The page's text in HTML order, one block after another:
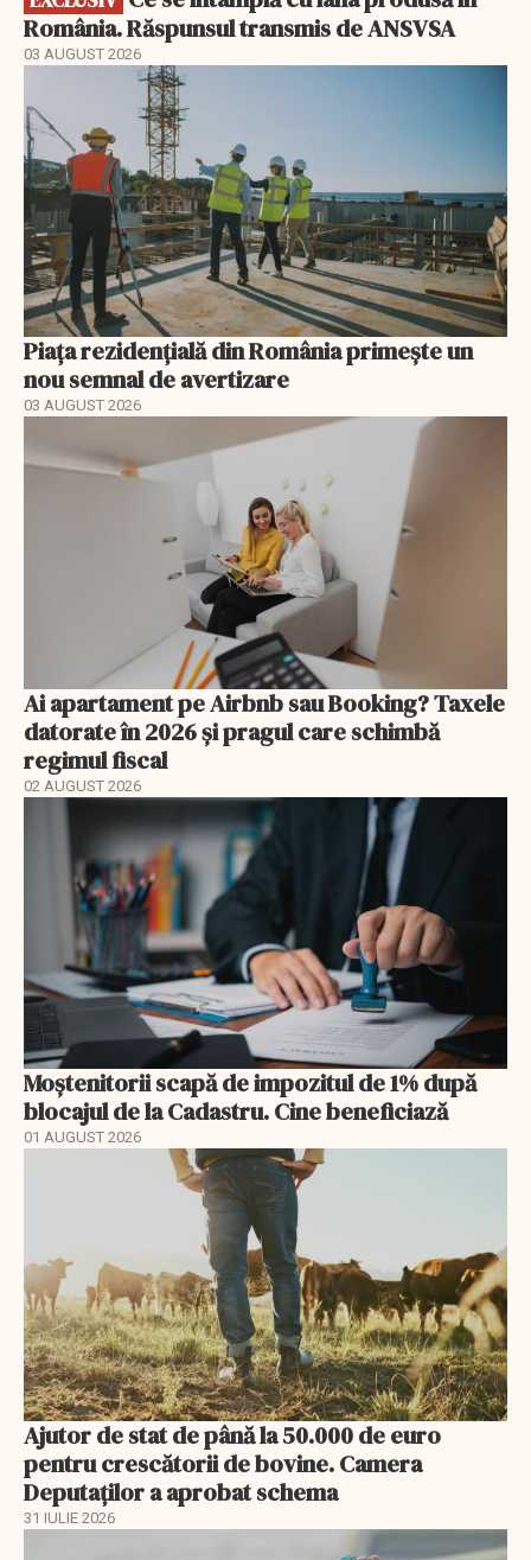
România. Răspunsul transmis de ANSVSA
03 AUGUST 2026
Piața rezidențială din România primește un
nou semnal de avertizare
03 AUGUST 2026
Ai apartament pe Airbnb sau Booking? Taxele
datorate în 2026 și pragul care schimbă
regimul fiscal
02 AUGUST 2026
Moștenitorii scapă de impozitul de 1% după
blocajul de la Cadastru. Cine beneficiază
01 AUGUST 2026
Ajutor de stat de până la 50.000 de euro
pentru crescătorii de bovine. Camera
Deputaților a aprobat schema
31 IULIE 2026